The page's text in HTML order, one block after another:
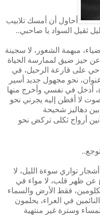
أحاول أن أمسك تلابيب
ثقيل السواد يا صاحبي..
مبهمة الشعور، لا سجينة
عن حيز ضيق لممارسة الحياة
على قارعة الرحيل، في
نحو مجهول جديد أسير
أدخل في نفسي وأخرج منها
لا أفطن إليه يجرني نحو
دهاليز شحيحة
أرواح ثكلى تركض نحو
تواري سوءة الليل، لا
عن ظهر قلب، لا مواء في
فقط الأرض والسماء
في العراء، يحلمون
وسترة غير منتهية